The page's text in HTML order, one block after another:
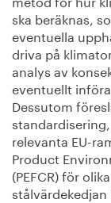
ska beräknas,
eventuella
driva på
analys av
eventuellt
Dessutom
relevanta EU-
Product
(PEFCR) för